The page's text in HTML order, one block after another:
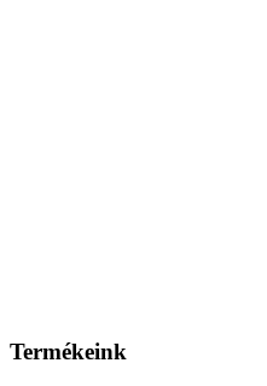
Termékeink